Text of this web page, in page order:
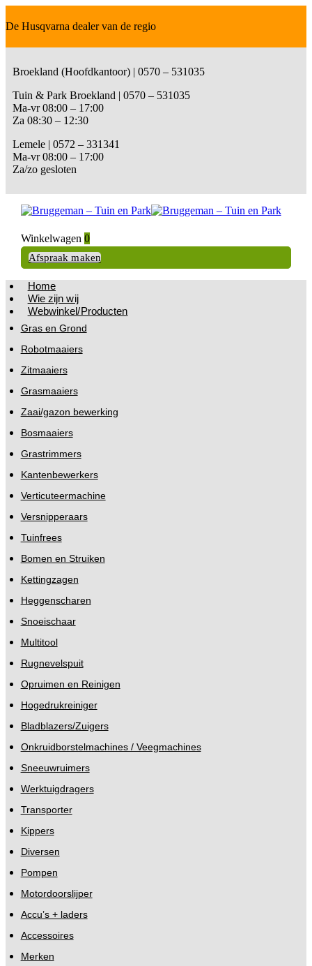
De Husqvarna dealer van de regio
Broekland (Hoofdkantoor) | 0570 – 531035
Tuin & Park Broekland | 0570 – 531035
Ma-vr 08:00 – 17:00
Za 08:30 – 12:30
Lemele | 0572 – 331341
Ma-vr 08:00 – 17:00
Za/zo gesloten
Winkelwagen 0
Afspraak maken
Home
Wie zijn wij
Webwinkel/Producten
Gras en Grond
Robotmaaiers
Zitmaaiers
Grasmaaiers
Zaai/gazon bewerking
Bosmaaiers
Grastrimmers
Kantenbewerkers
Verticuteermachine
Versnipperaars
Tuinfrees
Bomen en Struiken
Kettingzagen
Heggenscharen
Snoeischaar
Multitool
Rugnevelspuit
Opruimen en Reinigen
Hogedrukreiniger
Bladblazers/Zuigers
Onkruidborstelmachines / Veegmachines
Sneeuwruimers
Werktuigdragers
Transporter
Kippers
Diversen
Pompen
Motordoorslijper
Accu’s + laders
Accessoires
Merken